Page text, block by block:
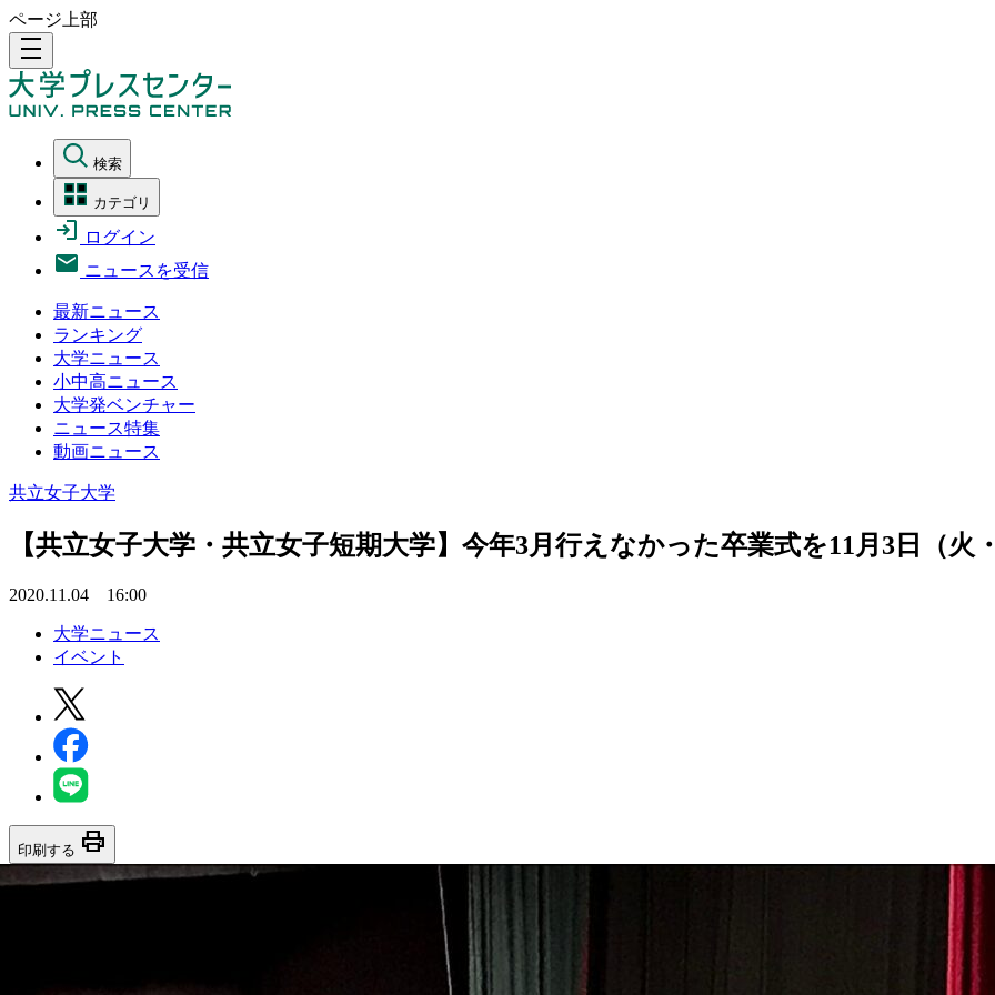
ページ上部
density_medium
検索
カテゴリ
ログイン
ニュースを受信
最新ニュース
ランキング
大学ニュース
小中高ニュース
大学発ベンチャー
ニュース特集
動画ニュース
共立女子大学
【共立女子大学・共立女子短期大学】今年3月行えなかった卒業式を11月3日（火
2020.11.04 16:00
大学ニュース
イベント
印刷する print